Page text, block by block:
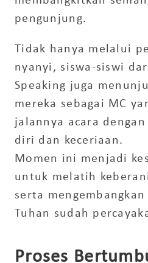
pengunjung.
Tidak hanya melalui
nyanyi, siswa-siswi
Speaking juga
mereka sebagai MC
jalannya acara
diri dan keceriaan.
Momen ini menjadi
untuk melatih
serta
Tuhan sudah
Proses